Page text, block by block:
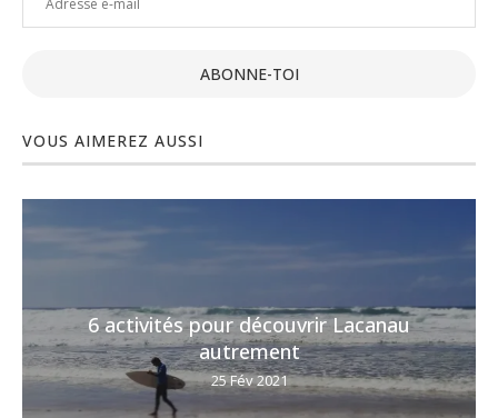
e-
ABONNE-TOI
VOUS AIMEREZ AUSSI
6 activités pour découvrir Lacanau
autrement
25 Fév 2021